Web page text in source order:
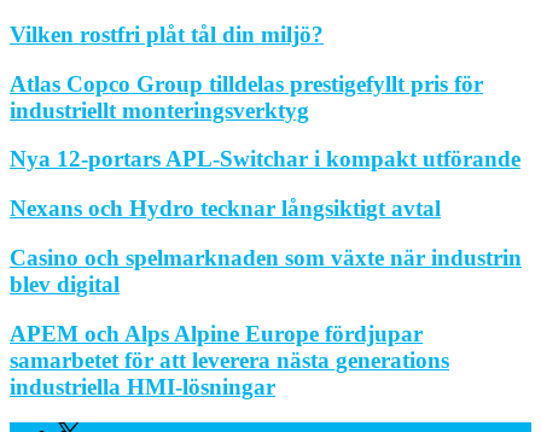
Vilken rostfri plåt tål din miljö?
Atlas Copco Group tilldelas prestigefyllt pris för
industriellt monteringsverktyg
Nya 12-portars APL-Switchar i kompakt utförande
Nexans och Hydro tecknar långsiktigt avtal
Casino och spelmarknaden som växte när industrin
blev digital
APEM och Alps Alpine Europe fördjupar
samarbetet för att leverera nästa generations
industriella HMI-lösningar